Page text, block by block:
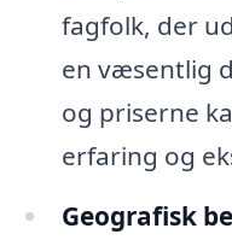
fagfolk, der
en væsentlig
og priserne
erfaring og
Geografisk